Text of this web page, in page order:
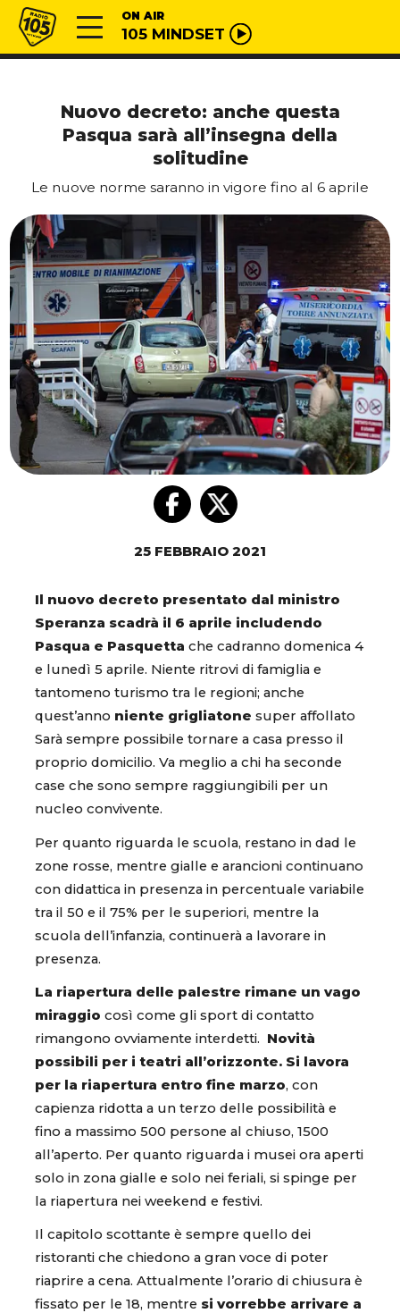
Vai al contenuto
Radio 105 ON AIR
105 MINDSET
Nuovo decreto: anche questa
Pasqua sarà all’insegna della
solitudine
Le nuove norme saranno in vigore fino al 6 aprile
25 FEBBRAIO 2021
Il nuovo decreto presentato dal ministro
Speranza scadrà il 6 aprile includendo
Pasqua e Pasquetta che cadranno domenica 4
e lunedì 5 aprile. Niente ritrovi di famiglia e
tantomeno turismo tra le regioni; anche
quest’anno niente grigliatone super affollato
Sarà sempre possibile tornare a casa presso il
proprio domicilio. Va meglio a chi ha seconde
case che sono sempre raggiungibili per un
nucleo convivente.
Per quanto riguarda le scuola, restano in dad le
zone rosse, mentre gialle e arancioni continuano
con didattica in presenza in percentuale variabile
tra il 50 e il 75% per le superiori, mentre la
scuola dell’infanzia, continuerà a lavorare in
presenza.
La riapertura delle palestre rimane un vago
miraggio così come gli sport di contatto
rimangono ovviamente interdetti. Novità
possibili per i teatri all’orizzonte. Si lavora
per la riapertura entro fine marzo, con
capienza ridotta a un terzo delle possibilità e
fino a massimo 500 persone al chiuso, 1500
all’aperto. Per quanto riguarda i musei ora aperti
solo in zona gialle e solo nei feriali, si spinge per
la riapertura nei weekend e festivi.
Il capitolo scottante è sempre quello dei
ristoranti che chiedono a gran voce di poter
riaprire a cena. Attualmente l’orario di chiusura è
fissato per le 18, mentre si vorrebbe arrivare a